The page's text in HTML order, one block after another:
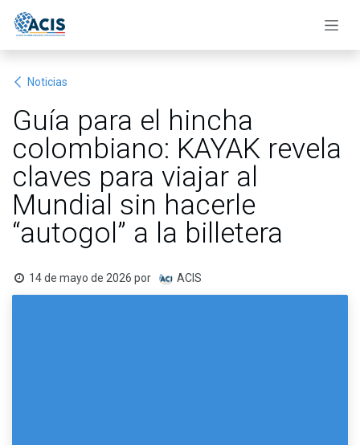
Noticias
Guía para el hincha
colombiano: KAYAK revela
claves para viajar al
Mundial sin hacerle
“autogol” a la billetera
14 de mayo de 2026 por ACIS